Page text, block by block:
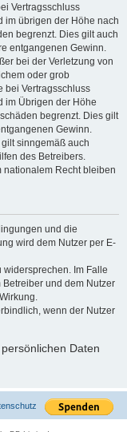
Vertragsschluss
im übrigen der Höhe nach
begrenzt. Dies gilt auch
entgangenen Gewinn.
bei der Verletzung von
oder grob
bei Vertragsschluss
im Übrigen der Höhe
begrenzt. Dies gilt
Gewinn.
sinngemäß auch
des Betreibers.
nationalem Recht bleiben
und die
wird dem Nutzer per E-
widersprechen. Im Falle
und dem Nutzer
wenn der Nutzer
Daten